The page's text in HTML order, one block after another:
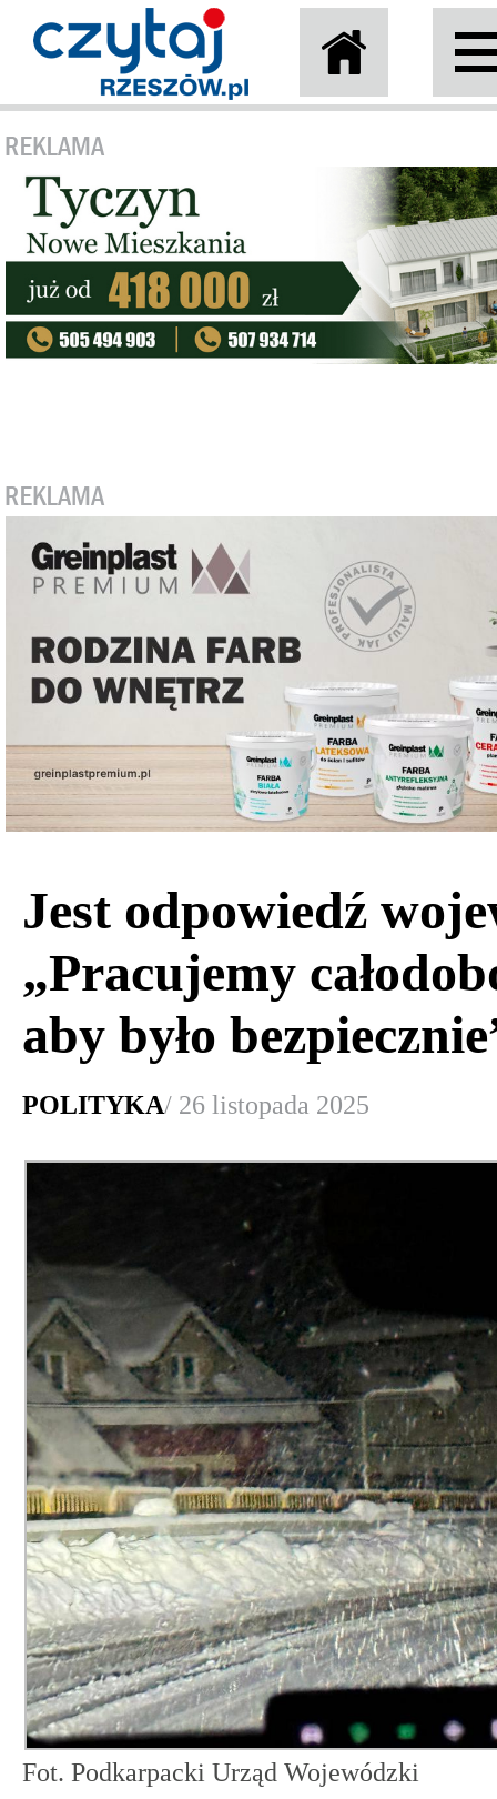
Jest odpowiedź
„Pracujemy
aby było
POLITYKA/ 26 listopada 2025
Fot. Podkarpacki Urząd Wojewódzki